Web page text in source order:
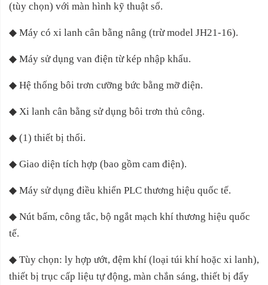
(tùy chọn) với màn hình kỹ thuật số.
◆ Máy có xi lanh cân bằng nâng (trừ model JH21-16).
◆ Máy sử dụng van điện từ kép nhập khẩu.
◆ Hệ thống bôi trơn cưỡng bức bằng mỡ điện.
◆ Xi lanh cân bằng sử dụng bôi trơn thủ công.
◆ (1) thiết bị thổi.
◆ Giao diện tích hợp (bao gồm cam điện).
◆ Máy sử dụng điều khiển PLC thương hiệu quốc tế.
◆ Nút bấm, công tắc, bộ ngắt mạch khí thương hiệu quốc
tế.
◆ Tùy chọn: ly hợp ướt, đệm khí (loại túi khí hoặc xi lanh),
thiết bị trục cấp liệu tự động, màn chắn sáng, thiết bị đẩy